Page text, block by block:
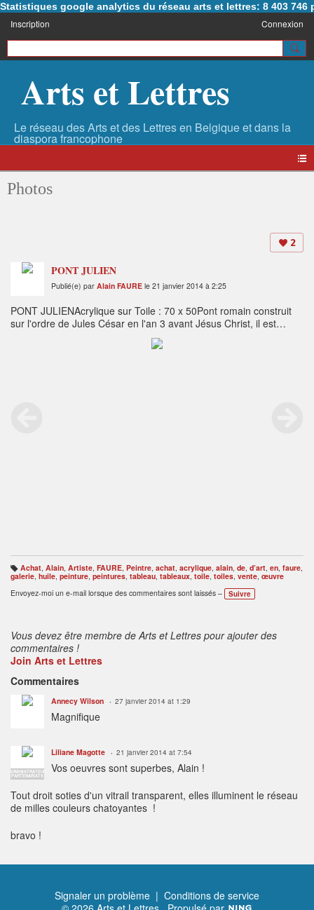
Statistiques google analytics du réseau arts et lettres: 8 403 746
Inscription Connexion
Arts et Lettres
Photos
2
PONT JULIEN
Publié(e) par Alain FAURE le 21 janvier 2014 à 2:25
PONT JULIENAcrylique sur Toile : 70 x 50Pont romain construit
sur l'ordre de Jules César en l'an 3 avant Jésus Christ, il est
classé monument historique et se situe sur la ''via domitia'' qui
allait de Narbonne à Turin. Au cœur du Vaucluse, non loin du
B
ali
s
e
Achat, Alain, Artiste, FAURE, Peintre, achat, acrylique, alain, de, d’art, en, faure,
galerie huile peinture peintures tableau tableaux toile toiles vente œuvre
Envoyez-moi un e-mail lorsque des commentaires sont laissés –
Suivre
Vous devez être membre de Arts et Lettres pour ajouter des
commentaires !
Join Arts et Lettres
Commentaires
Annecy Wilson 27 janvier 2014 at 1:29
Magnifique
ADMINISTRATEUR
PARTENARIATS
Liliane Magotte 21 janvier 2014 at 7:54
Vos oeuvres sont superbes, Alain !
Tout droit soties d'un vitrail transparent, elles illuminent le réseau
de milles couleurs chatoyantes !
bravo !
Signaler un problème | Conditions de service